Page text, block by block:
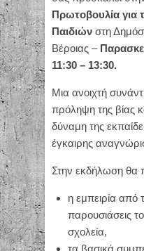
Πρωτοβουλία για
Παιδιών στη
Βέροιας –
11:30 – 13:30.
Μια ανοιχτή
πρόληψη της βίας
δύναμη της
έγκαιρης
Στην εκδήλωση θα
η εμπειρία από
παρουσιάσεις
σχολεία,